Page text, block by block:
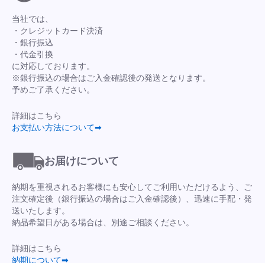
当社では、
・クレジットカード決済
・銀行振込
・代金引換
に対応しております。
※銀行振込の場合はご入金確認後の発送となります。
予めご了承ください。
詳細はこちら
お支払い方法について➡
お届けについて
納期を重視されるお客様にも安心してご利用いただけるよう、ご
注文確定後（銀行振込の場合はご入金確認後）、迅速に手配・発
送いたします。
納品希望日がある場合は、別途ご相談ください。
詳細はこちら
納期について➡